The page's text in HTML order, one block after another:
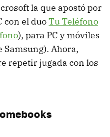
la que apostó por
con el duoTu Teléfono
), para PC y móviles
Ahora,
repetir jugada con los